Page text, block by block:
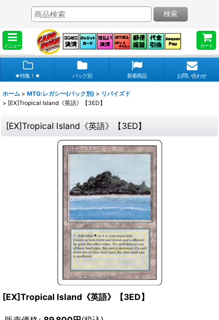
メニュー カート
検索
★特集！★ パック別 新着商品 お問い合わせ
ホーム > MTG:レガシー(パック別) > リバイズド
> [EX]Tropical Island《英語》【3ED】
[EX]Tropical Island《英語》【3ED】
[EX]Tropical Island《英語》【3ED】